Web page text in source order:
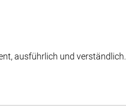
ausführlich und verständlich.